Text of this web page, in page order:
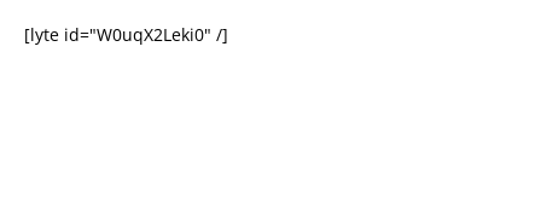
[lyte id="W0uqX2Leki0" /]